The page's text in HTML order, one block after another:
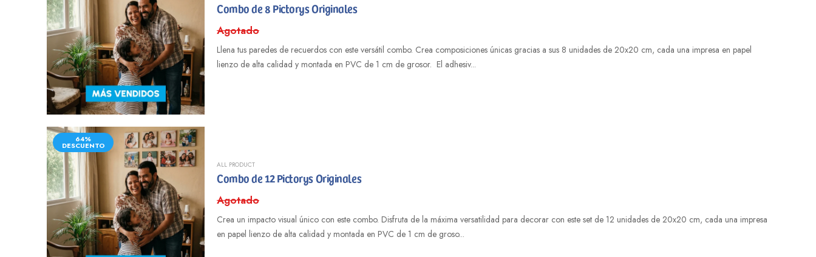
Combo de 8 Pictorys Originales
Agotado
Llena tus paredes de recuerdos con este versátil combo. Crea composiciones únicas gracias a sus 8 unidades de 20x20 cm, cada una impresa en papel
lienzo de alta calidad y montada en PVC de 1 cm de grosor. El adhesiv...
64%
DESCUENTO
ALL PRODUCT
Combo de 12 Pictorys Originales
Agotado
Crea un impacto visual único con este combo. Disfruta de la máxima versatilidad para decorar con este set de 12 unidades de 20x20 cm, cada una impresa
en papel lienzo de alta calidad y montada en PVC de 1 cm de groso...